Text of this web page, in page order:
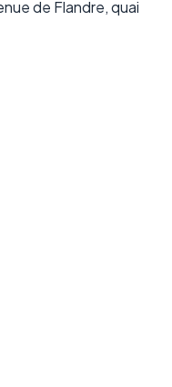
de Flandre, quai